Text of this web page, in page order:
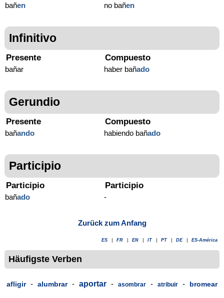
bañen
no bañen
Infinitivo
Presente
bañar
Compuesto
haber bañado
Gerundio
Presente
bañando
Compuesto
habiendo bañado
Participio
Participio
bañado
Participio
-
Zurück zum Anfang
ES FR EN IT PT DE ES-América
Häufigste Verben
afligir - alumbrar - aportar - asombrar - atribuir - bromear